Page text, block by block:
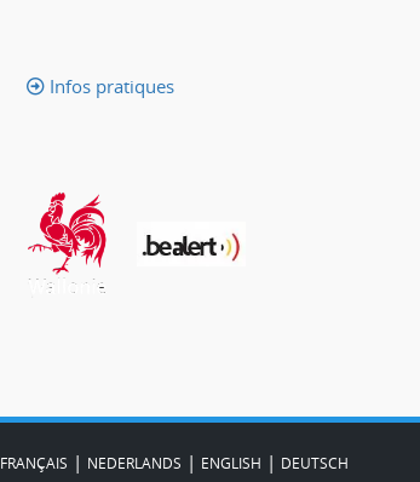
Infos pratiques
FRANÇAIS | NEDERLANDS | ENGLISH | DEUTSCH